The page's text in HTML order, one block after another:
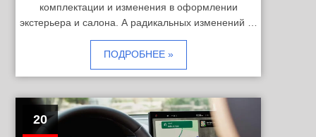
комплектации и изменения в оформлении
экстерьера и салона. А радикальных изменений …
ПОДРОБНЕЕ »
20